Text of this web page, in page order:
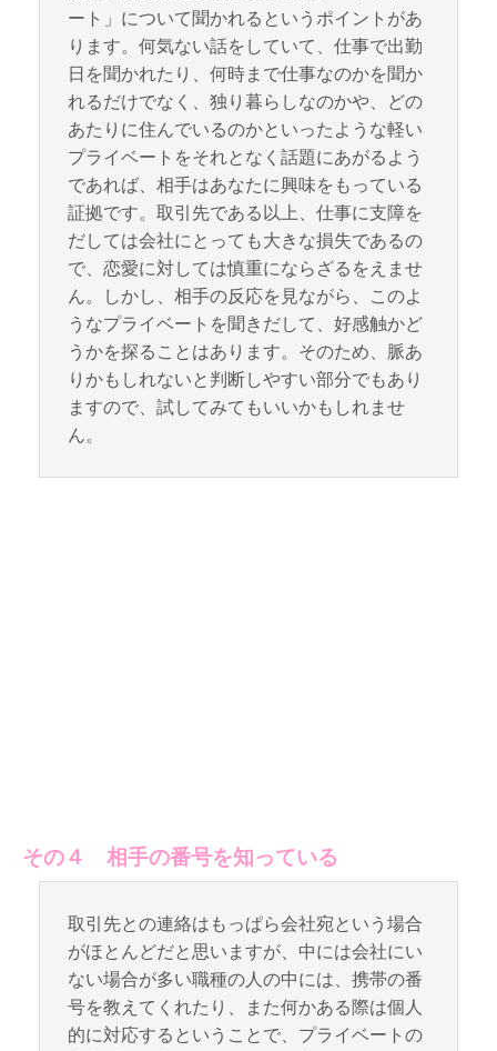
ート」について聞かれるというポイントがあ
ります。何気ない話をしていて、仕事で出勤
日を聞かれたり、何時まで仕事なのかを聞か
れるだけでなく、独り暮らしなのかや、どの
あたりに住んでいるのかといったような軽い
プライベートをそれとなく話題にあがるよう
であれば、相手はあなたに興味をもっている
証拠です。取引先である以上、仕事に支障を
だしては会社にとっても大きな損失であるの
で、恋愛に対しては慎重にならざるをえませ
ん。しかし、相手の反応を見ながら、このよ
うなプライベートを聞きだして、好感触かど
うかを探ることはあります。そのため、脈あ
りかもしれないと判断しやすい部分でもあり
ますので、試してみてもいいかもしれませ
ん。
その４ 相手の番号を知っている
取引先との連絡はもっぱら会社宛という場合
がほとんどだと思いますが、中には会社にい
ない場合が多い職種の人の中には、携帯の番
号を教えてくれたり、また何かある際は個人
的に対応するということで、プライベートの